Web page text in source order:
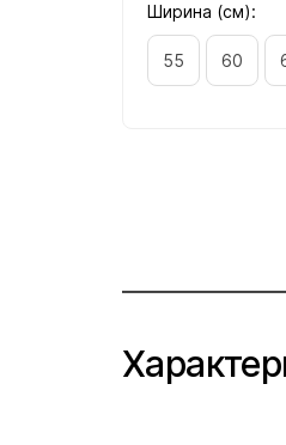
Ширина (см):
55 60